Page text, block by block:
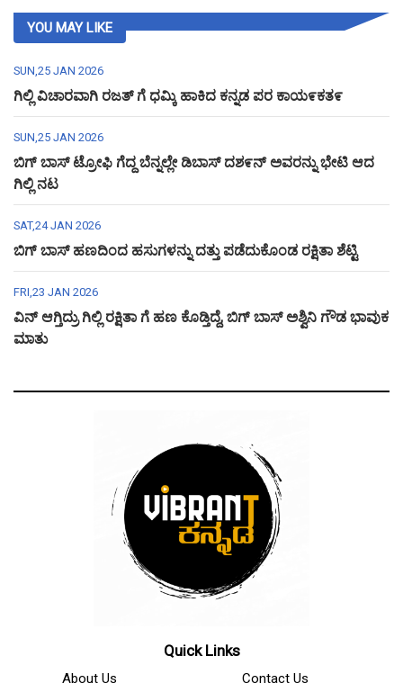
YOU MAY LIKE
SUN,25 JAN 2026
ಗಿಲ್ಲಿ ವಿಚಾರವಾಗಿ ರಜತ್ ಗೆ ಧಮ್ಕಿ ಹಾಕಿದ ಕನ್ನಡ ಪರ ಕಾಯ೯ಕತ೯
SUN,25 JAN 2026
ಬಿಗ್ ಬಾಸ್ ಟ್ರೋಫಿ ಗೆದ್ದ ಬೆನ್ನಲ್ಲೇ ಡಿಬಾಸ್ ದಶ೯ನ್ ಅವರನ್ನು ಭೇಟಿ ಆದ
ಗಿಲ್ಲಿ ನಟ
SAT,24 JAN 2026
ಬಿಗ್ ಬಾಸ್ ಹಣದಿಂದ ಹಸುಗಳನ್ನು ದತ್ತು ಪಡೆದುಕೊಂಡ ರಕ್ಷಿತಾ ಶೆಟ್ಟಿ
FRI,23 JAN 2026
ವಿನ್ ಆಗ್ತಿದ್ರು ಗಿಲ್ಲಿ ರಕ್ಷಿತಾ ಗೆ ಹಣ ಕೊಡ್ತಿದ್ದೆ, ಬಿಗ್ ಬಾಸ್ ಅಶ್ವಿನಿ ಗೌಡ ಭಾವುಕ
ಮಾತು
Quick Links
About Us Contact Us